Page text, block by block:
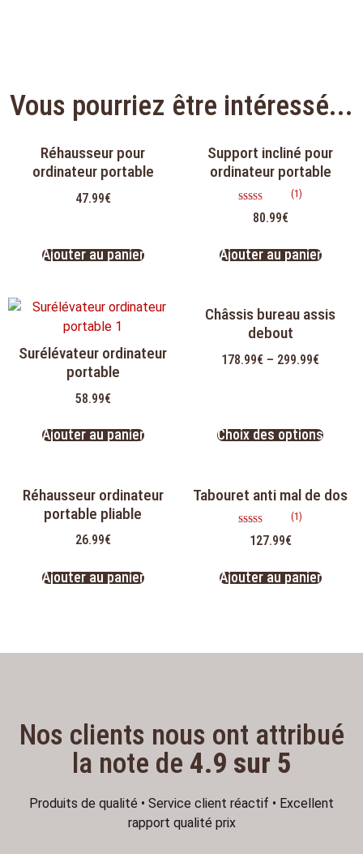
Vous pourriez être intéressé...
Réhausseur pour
ordinateur portable
47.99€
Ajouter au panier
Support incliné pour
ordinateur portable
5.00
(1)
80.99€
Ajouter au panier
Surélévateur ordinateur
portable
58.99€
Ajouter au panier
Châssis bureau assis
debout
178.99€ – 299.99€
Choix des options
Réhausseur ordinateur
portable pliable
26.99€
Ajouter au panier
Tabouret anti mal de dos
5.00
(1)
127.99€
Ajouter au panier
Nos clients nous ont attribué
la note de 4.9 sur 5
Produits de qualité • Service client réactif • Excellent
rapport qualité prix